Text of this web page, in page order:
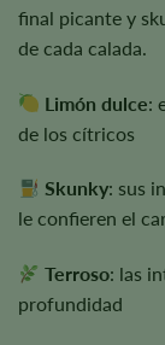
final picante y
de cada calada.
Limón dulce:
de los cítricos
Skunky: sus
le confieren el
Terroso: las
profundidad